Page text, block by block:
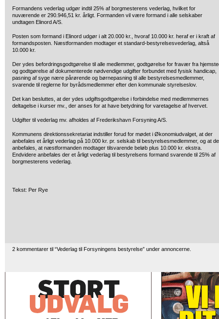
Formandens vederlag udgør indtil 25% af borgmesterens vederlag, hvilket for
nuværende er 290.946,51 kr. årligt. Formanden vil være formand i alle selskaber
undtagen Elinord A/S.
Posten som formand i Elinord udgør i alt 20.000 kr., hvoraf 10.000 kr. heraf er i kraft af
formandsposten. Næstformanden modtager et standard-bestyrelsesvederlag, altså
10.000 kr.
Der ydes befordringsgodtgørelse til alle medlemmer, godtgørelse for fravær fra
og godtgørelse af dokumenterede nødvendige udgifter forbundet med fysisk handicap,
pasning af syge nære pårørende og børnepasning til alle bestyrelsesmedlemmer,
svarende til reglerne for byrådsmedlemmer efter den kommunale styrelseslov.
Det kan besluttes, at der ydes udgiftsgodtgørelse i forbindelse med medlemmernes
deltagelse i kurser mv., der anses for at have betydning for varetagelse af hvervet.
Udgifter til vederlag mv. afholdes af Frederikshavn Forsyning A/S.
Kommunens direktionssekretariat indstiller forud for mødet i Økonomiudvalget, at der
anbefales et årligt vederlag på 10.000 kr. pr. selskab til bestyrelsesmedlemmer, og at
anbefales, at næstformanden modtager tilsvarende beløb plus 10.000 kr. ekstra.
Endvidere anbefales der et årligt vederlag til bestyrelsens formand svarende til 25% af
borgmesterens vederlag.
Tekst: Per Rye
2 kommentarer til “Vederlag til Forsyningens bestyrelse” under annoncerne.